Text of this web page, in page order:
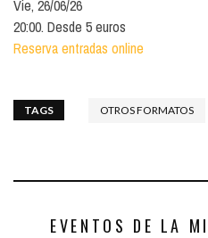
Vie, 26/06/26
20:00. Desde 5 euros
Reserva entradas online
TAGS OTROS FORMATOS
EVENTOS DE LA